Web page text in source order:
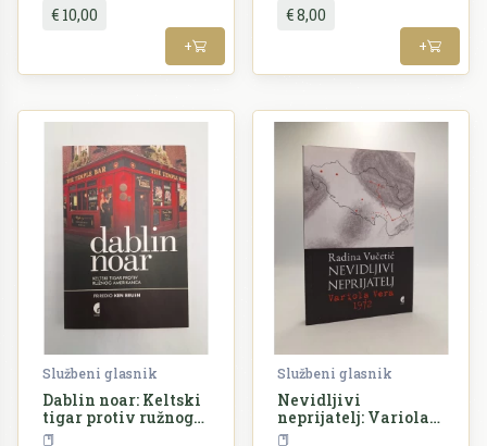
€ 10,00
+
€ 8,00
+
Službeni glasnik
Dablin noar: Keltski
tigar protiv ružnog
Amerikanca
Službeni glasnik
Nevidljivi
neprijatelj: Variola
vera 1972